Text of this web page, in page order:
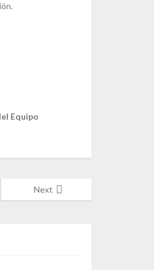
Equipo
Next